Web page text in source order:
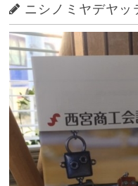
ニシノミヤデヤッ